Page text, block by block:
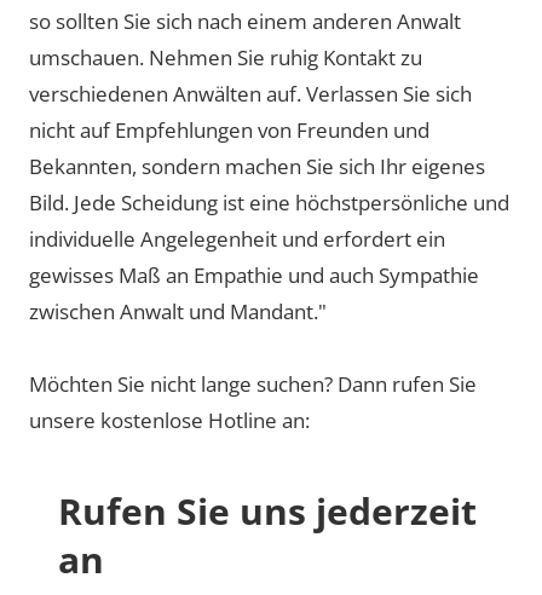
so sollten Sie sich nach einem anderen Anwalt
umschauen. Nehmen Sie ruhig Kontakt zu
verschiedenen Anwälten auf. Verlassen Sie sich
nicht auf Empfehlungen von Freunden und
Bekannten, sondern machen Sie sich Ihr eigenes
Bild. Jede Scheidung ist eine höchstpersönliche und
individuelle Angelegenheit und erfordert ein
gewisses Maß an Empathie und auch Sympathie
zwischen Anwalt und Mandant."
Möchten Sie nicht lange suchen? Dann rufen Sie
unsere kostenlose Hotline an:
Rufen Sie uns jederzeit
an